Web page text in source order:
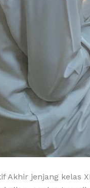
Akhir jenjang kelas